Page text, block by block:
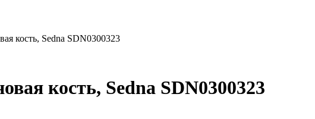
кость, Sedna SDN0300323
кость, Sedna SDN0300323